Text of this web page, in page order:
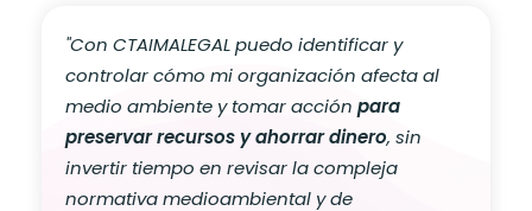
"Con CTAIMALEGAL puedo identificar y
controlar cómo mi organización afecta al
medio ambiente y tomar acción para
preservar recursos y ahorrar dinero, sin
invertir tiempo en revisar la compleja
normativa medioambiental y de